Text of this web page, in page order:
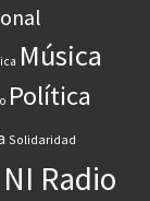
Música
Política
Solidaridad
Radio